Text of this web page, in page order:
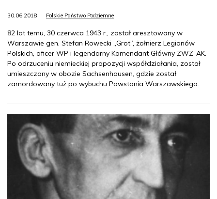
30.06.2018 Polskie Państwo Podziemne
82 lat temu, 30 czerwca 1943 r., został aresztowany w
Warszawie gen. Stefan Rowecki „Grot”, żołnierz Legionów
Polskich, oficer WP i legendarny Komendant Główny ZWZ-AK.
Po odrzuceniu niemieckiej propozycji współdziałania, został
umieszczony w obozie Sachsenhausen, gdzie został
zamordowany tuż po wybuchu Powstania Warszawskiego.